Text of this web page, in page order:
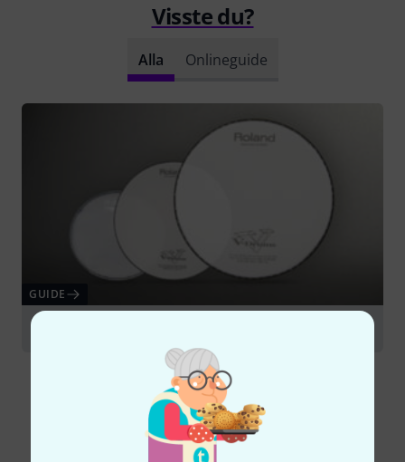
Visste du?
Alla Onlineguide
GUIDE